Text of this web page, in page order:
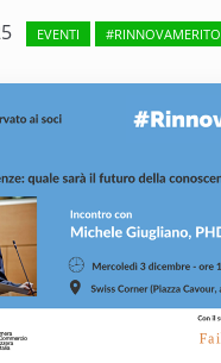
EVENTI #RINNOVAMERITO